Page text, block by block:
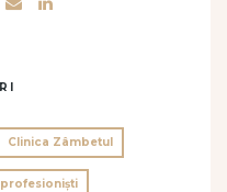
Clinica Zâmbetul